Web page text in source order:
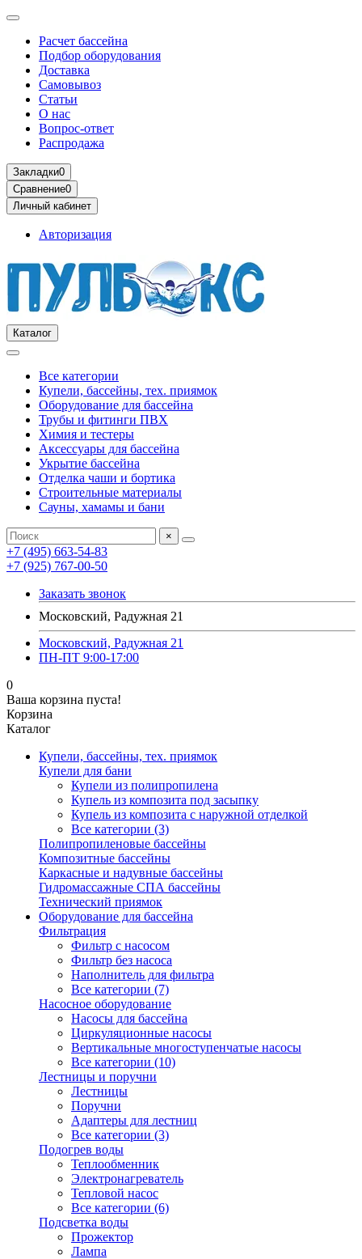
Расчет бассейна
Подбор оборудования
Доставка
Самовывоз
Статьи
О нас
Вопрос-ответ
Распродажа
Закладки0
Сравнение0
Личный кабинет
Авторизация
Каталог
Все категории
Купели, бассейны, тех. приямок
Оборудование для бассейна
Трубы и фитинги ПВХ
Химия и тестеры
Аксессуары для бассейна
Укрытие бассейна
Отделка чаши и бортика
Строительные материалы
Сауны, хамамы и бани
×
+7 (495) 663-54-83
+7 (925) 767-00-50
Заказать звонок
Московский, Радужная 21
Московский, Радужная 21
ПН-ПТ 9:00-17:00
0
Ваша корзина пуста!
Корзина
Каталог
Купели, бассейны, тех. приямок
Купели для бани
Купели из полипропилена
Купель из композита под засыпку
Купель из композита с наружной отделкой
Все категории (3)
Полипропиленовые бассейны
Композитные бассейны
Каркасные и надувные бассейны
Гидромассажные СПА бассейны
Технический приямок
Оборудование для бассейна
Фильтрация
Фильтр с насосом
Фильтр без насоса
Наполнитель для фильтра
Все категории (7)
Насосное оборудование
Насосы для бассейна
Циркуляционные насосы
Вертикальные многоступенчатые насосы
Все категории (10)
Лестницы и поручни
Лестницы
Поручни
Адаптеры для лестниц
Все категории (3)
Подогрев воды
Теплообменник
Электронагреватель
Тепловой насос
Все категории (6)
Подсветка воды
Прожектор
Лампа